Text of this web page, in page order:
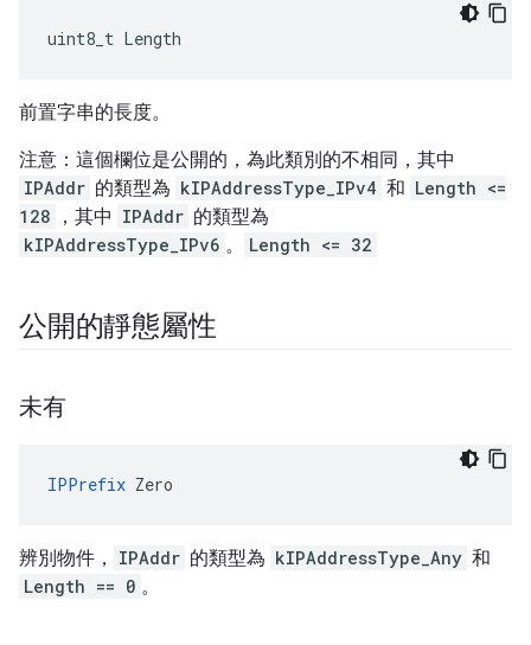
uint8_t Length
前置字串的長度。
注意：這個欄位是公開的，為此類別的不相同，其中
IPAddr 的類型為 kIPAddressType_IPv4 和 Length <=
128
，其中 IPAddr 的類型為
kIPAddressType_IPv6 。 Length <= 32
公開的靜態屬性
未有
IPPrefix Zero
辨別物件， IPAddr 的類型為 kIPAddressType_Any 和
Length == 0 。